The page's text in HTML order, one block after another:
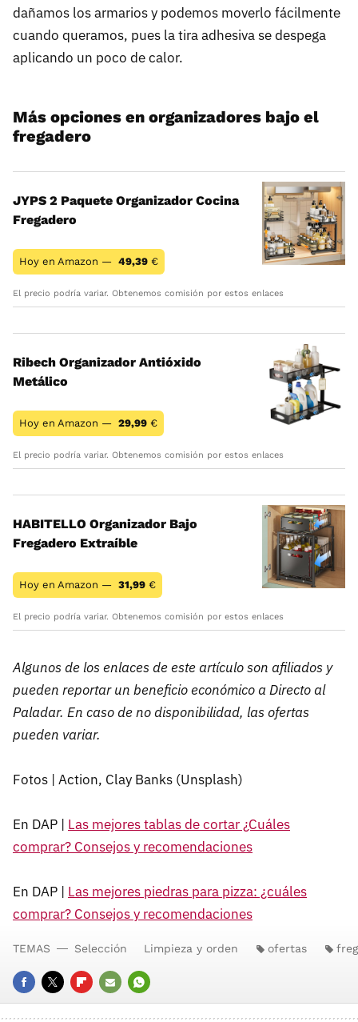
dañamos los armarios y podemos moverlo fácilmente
cuando queramos, pues la tira adhesiva se despega
aplicando un poco de calor.
Más opciones en organizadores bajo el
fregadero
JYPS 2 Paquete Organizador Cocina
Fregadero
Hoy en Amazon — 49,39 €
El precio podría variar. Obtenemos comisión por estos enlaces
Ribech Organizador Antióxido
Metálico
Hoy en Amazon — 29,99 €
El precio podría variar. Obtenemos comisión por estos enlaces
HABITELLO Organizador Bajo
Fregadero Extraíble
Hoy en Amazon — 31,99 €
El precio podría variar. Obtenemos comisión por estos enlaces
Algunos de los enlaces de este artículo son afiliados y
pueden reportar un beneficio económico a Directo al
Paladar. En caso de no disponibilidad, las ofertas
pueden variar.
Fotos | Action, Clay Banks (Unsplash)
En DAP | Las mejores tablas de cortar ¿Cuáles
comprar? Consejos y recomendaciones
En DAP | Las mejores piedras para pizza: ¿cuáles
comprar? Consejos y recomendaciones
FACEBOOK
TWITTERFLIPBOARD
E-
WHATSAPP
TEMAS Selección Limpieza y orden ofertas